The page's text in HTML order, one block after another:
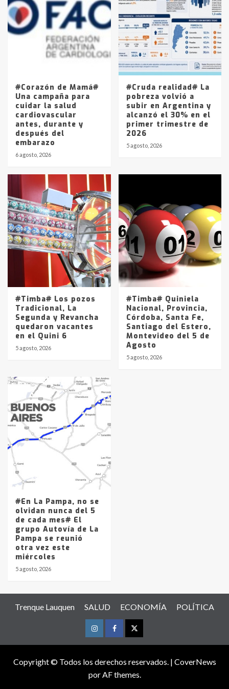
4
joven de Trenque Lauquen
Los precios de los combustibles en
La Pampa, desde YPF hasta Axion
entre 857 a 1338 pesos
#Corazón de Mamá#
Una campaña para
cuidar la salud
cardiovascular
antes, durante y
después del
embarazo
6 agosto, 2026
#Cruda realidad# La
pobreza volvió a
subir en Argentina y
alcanzó el 30% en el
primer trimestre de
2026
5 agosto, 2026
#Timba# Los pozos
Tradicional, La
Segunda y Revancha
quedaron vacantes
en el Quini 6
5 agosto, 2026
#Timba# Quiniela
Nacional, Provincia,
Córdoba, Santa Fe,
Santiago del Estero,
Montevideo del 5 de
Agosto
5 agosto, 2026
#En La Pampa, no se
olvidan nunca del 5
de cada mes# El
grupo Autovía de La
Pampa se reunió
otra vez este
miércoles
5 agosto, 2026
Trenque Lauquen SALUD ECONOMÍA POLÍTICA
InstagramFacebookTwitter
Copyright © Todos los derechos reservados. | CoverNews
por AF themes.